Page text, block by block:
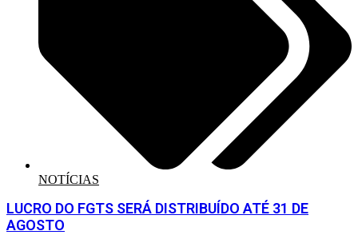
NOTÍCIAS
LUCRO DO FGTS SERÁ DISTRIBUÍDO ATÉ 31 DE
AGOSTO